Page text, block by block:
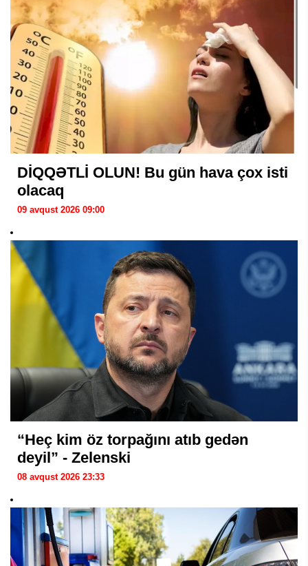
DİQQƏTLİ OLUN! Bu gün hava çox isti
olacaq
09 avqust 2026 09:00
“Heç kim öz torpağını atıb gedən
deyil” - Zelenski
08 avqust 2026 23:33